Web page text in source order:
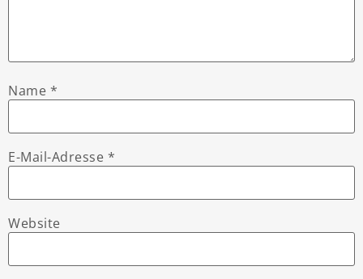
Name *
E-Mail-Adresse *
Website